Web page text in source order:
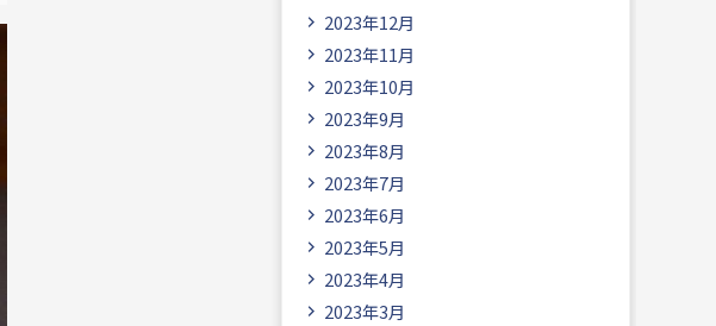
2023年12月
2023年11月
2023年10月
2023年9月
2023年8月
2023年7月
2023年6月
2023年5月
2023年4月
2023年3月